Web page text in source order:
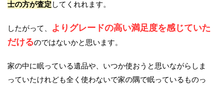
士の方が査定 してくれれます。
したがって、
よりグレードの高い満足度を感じていた
だけるのではないかと思います。
家の中に眠っている遺品や、いつか使おうと思いながらしま
っていたけれども全く使わないで家の隅で眠っているものっ